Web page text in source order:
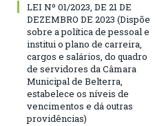
LEI Nº 01/2023, DE 21 DE
DEZEMBRO DE 2023 (Dispõe
sobre a política de pessoal e
institui o plano de carreira,
cargos e salários, do quadro
de servidores da Câmara
Municipal de Belterra,
estabelece os níveis de
vencimentos e dá outras
providências)